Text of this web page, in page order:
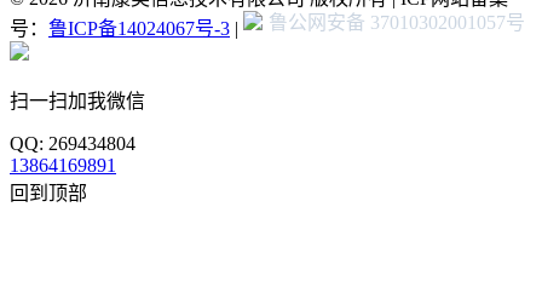
号： 鲁ICP备14024067号-3 | 鲁公网安备 37010302001057号
扫一扫加我微信
QQ: 269434804
13864169891
回到顶部